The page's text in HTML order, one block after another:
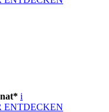
i
ENTDECKEN